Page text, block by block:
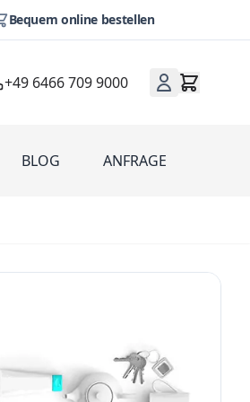
Bequem online bestellen
+49 6466 709 9000
BLOG ANFRAGE